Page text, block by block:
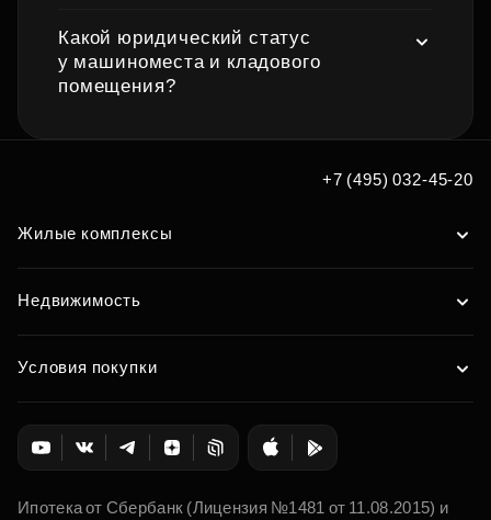
Какой юридический статус
у машиноместа и кладового
помещения?
+7 (495) 032-45-20
Жилые комплексы
Недвижимость
Условия покупки
Ипотека от Сбербанк (Лицензия №1481 от 11.08.2015) и